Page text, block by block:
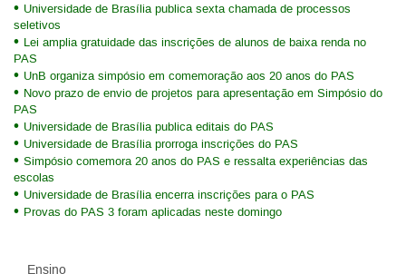
Universidade de Brasília publica sexta chamada de processos
seletivos
Lei amplia gratuidade das inscrições de alunos de baixa renda no
PAS
UnB organiza simpósio em comemoração aos 20 anos do PAS
Novo prazo de envio de projetos para apresentação em Simpósio do
PAS
Universidade de Brasília publica editais do PAS
Universidade de Brasília prorroga inscrições do PAS
Simpósio comemora 20 anos do PAS e ressalta experiências das
escolas
Universidade de Brasília encerra inscrições para o PAS
Provas do PAS 3 foram aplicadas neste domingo
Ensino